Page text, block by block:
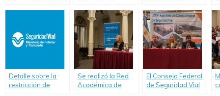
Semana de la
Seguridad Vial en
San Pedro
salvar más de 8 mil
vidas en el tránsito
y son reconocidas
en la FIT
Detalle sobre la
restricción de
Se realizó la Red
Académica de
El Consejo Federal
de Seguridad Vial